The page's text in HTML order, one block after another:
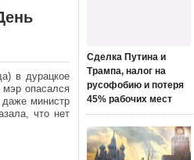
в дурацкое
опасался
министр
что нет
Сделка Путина и
Трампа, налог на
русофобию и потеря
45% рабочих мест